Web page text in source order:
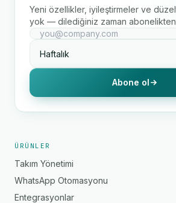
Yeni özellikler, iyileştirmeler ve
yok — dilediğiniz zaman abonelikten
Abone ol
ÜRÜNLER
Takım Yönetimi
WhatsApp Otomasyonu
Entegrasyonlar